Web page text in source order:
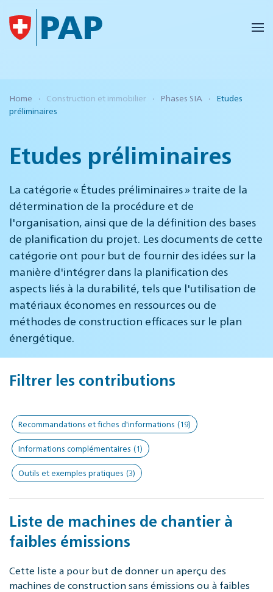
Accéder au contenu principal
Home Construction et immobilier Phases SIA
Etudes
préliminaires
Etudes préliminaires
La catégorie « Études préliminaires » traite de la
détermination de la procédure et de
l'organisation, ainsi que de la définition des bases
de planification du projet. Les documents de cette
catégorie ont pour but de fournir des idées sur la
manière d'intégrer dans la planification des
aspects liés à la durabilité, tels que l'utilisation de
matériaux économes en ressources ou de
méthodes de construction efficaces sur le plan
énergétique.
Filtrer les contributions
Recommandations et fiches d'informations (19)
Informations complémentaires (1)
Outils et exemples pratiques (3)
Liste de machines de chantier à
faibles émissions
Cette liste a pour but de donner un aperçu des
machines de construction sans émissions ou à faibles